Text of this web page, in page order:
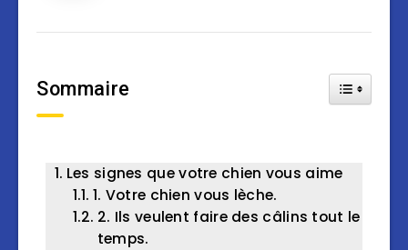
Sommaire Toggle
Les signes que votre chien vous aime
1. Votre chien vous lèche.
2. Ils veulent faire des câlins tout le
temps.